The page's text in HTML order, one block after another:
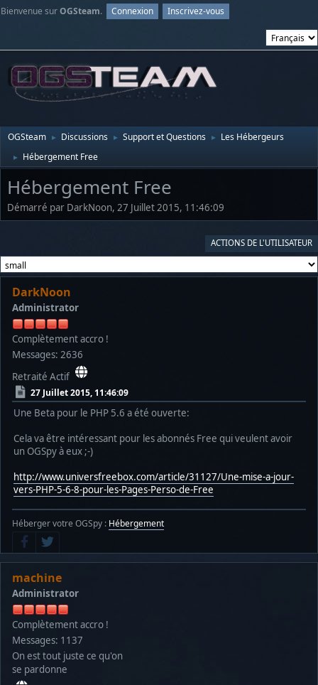
Bienvenue surOGSteam. Connexion Inscrivez-vous
OGSteam ► Discussions ► Support et Questions ► Les Hébergeurs
► Hébergement Free
Hébergement Free
Démarré par DarkNoon, 27 Juillet 2015, 11:46:09
ACTIONS DE L'UTILISATEUR
DarkNoon
Administrator
Complètement accro !
Messages: 2636
Retraité Actif
27 Juillet 2015, 11:46:09
Une Beta pour le PHP 5.6 a été ouverte:
Cela va être intéressant pour les abonnés Free qui veulent avoir
un OGSpy à eux ;-)
http://www.universfreebox.com/article/31127/Une-mise-a-jour-
vers-PHP-5-6-8-pour-les-Pages-Perso-de-Free
Héberger votre OGSpy : Hébergement
machine
Administrator
Complètement accro !
Messages: 1137
On est tout juste ce qu'on
se pardonne